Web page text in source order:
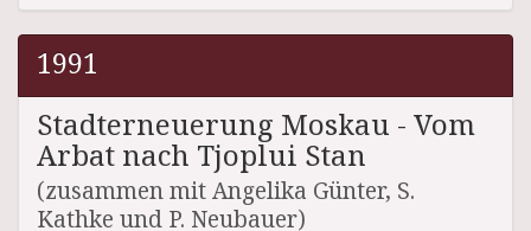
1991
Stadterneuerung Moskau - Vom
Arbat nach Tjoplui Stan
(zusammen mit Angelika Günter, S.
Kathke und P. Neubauer)